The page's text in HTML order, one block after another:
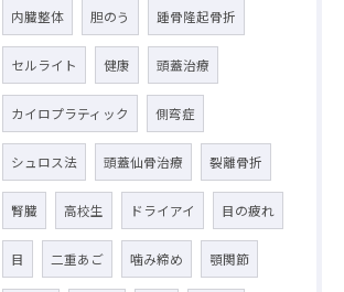
内臓整体 胆のう 踵骨隆起骨折
セルライト 健康 頭蓋治療
カイロプラティック 側弯症
シュロス法 頭蓋仙骨治療 裂離骨折
腎臓 高校生 ドライアイ 目の疲れ
目 二重あご 噛み締め 顎関節